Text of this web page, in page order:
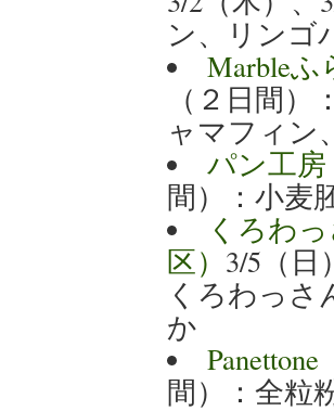
ン、リンゴ
Marble
（２日間
ャマフィン
パン工房
間）：小麦
くろわ
区） 3/5（
くろわっ
か
間）：全粒